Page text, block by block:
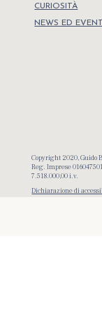
CURIOSITÀ
NEWS ED EVENTI
Copyright 2020, Guido
Reg. Imprese
7.518.000,00 i.v.
Dichiarazione di